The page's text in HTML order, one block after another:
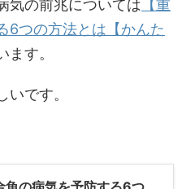
気の前兆については 【重
6つの方法とは【かんた
ます。
です。